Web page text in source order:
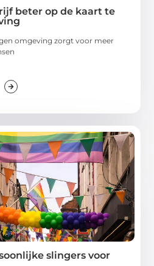
beter op de kaart te
omgeving zorgt voor meer
slingers voor